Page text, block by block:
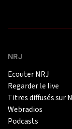
NRJ
Ecouter NRJ
Regarder le live
Titres diffusés sur
Webradios
Podcasts